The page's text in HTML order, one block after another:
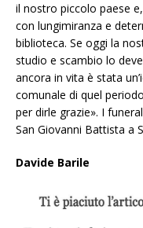
il nostro piccolo paese
con lungimiranza e
biblioteca. Se oggi la
studio e scambio lo
ancora in vita è stata
comunale di quel
per dirle grazie». I
San Giovanni Battista a
Davide Barile